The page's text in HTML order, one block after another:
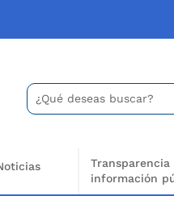
Buscar:
Search
for...
Transparencia
información